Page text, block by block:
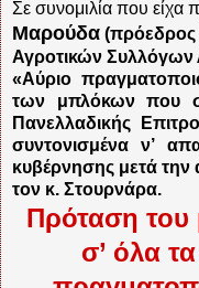
Σε συνομιλία που είχα
Μαρούδα (πρόεδρος
Αγροτικών Συλλόγων
«Αύριο
των μπλόκων που
Πανελλαδικής
συντονισμένα ν’
κυβέρνησης μετά
τον κ. Στουρνάρα.
Πρόταση του
σ’ όλα